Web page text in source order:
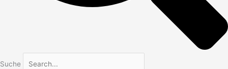
Suche